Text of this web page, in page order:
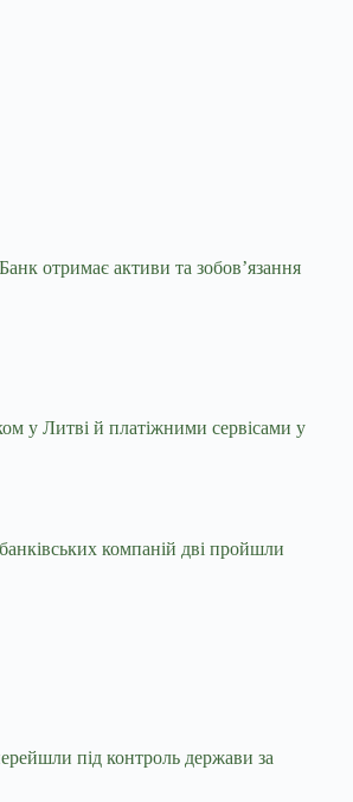
отримає активи та зобов’язання
у Литві й платіжними сервісами у
компаній дві пройшли
під контроль держави за